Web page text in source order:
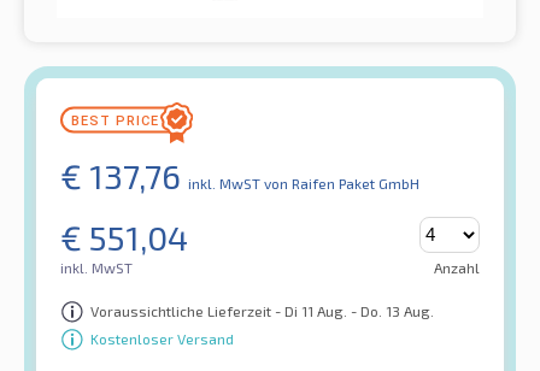
€ 137,76 inkl. MwST von Raifen Paket GmbH
€ 551,04
inkl. MwST Anzahl
Voraussichtliche Lieferzeit - Di 11 Aug. - Do. 13 Aug.
Kostenloser Versand